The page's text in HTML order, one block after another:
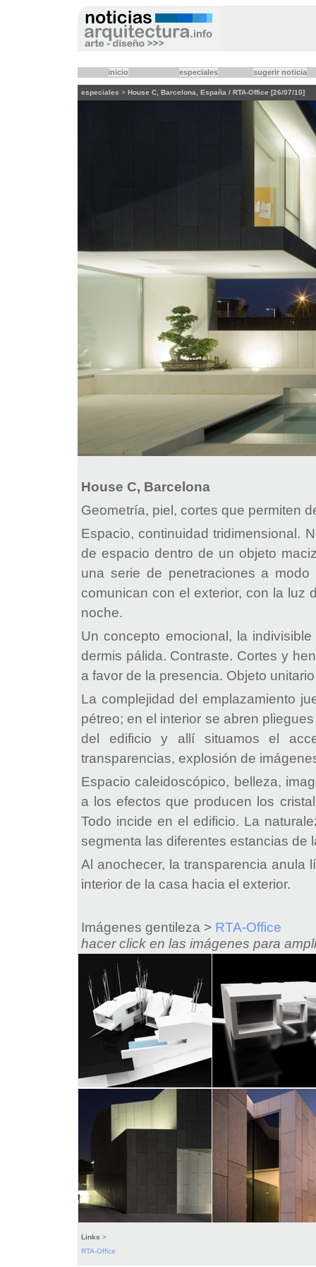
inicio especiales sugerir noticia
especiales > House C, Barcelona, España / RTA-Office [26/07/10]
House C, Barcelona
Geometría, piel, cortes que permiten
Espacio, continuidad tridimensional.
de espacio dentro de un objeto
una serie de penetraciones a
comunican con el exterior, con la luz
noche.
Un concepto emocional, la
dermis pálida. Contraste. Cortes y
a favor de la presencia. Objeto
La complejidad del emplazamiento
pétreo; en el interior se abren
del edificio y allí situamos el
transparencias, explosión de
Espacio caleidoscópico, belleza,
a los efectos que producen los
Todo incide en el edificio. La
segmenta las diferentes estancias de
Al anochecer, la transparencia anula
interior de la casa hacia el exterior.
Imágenes gentileza > RTA-Office
hacer click en las imágenes para
Links >
RTA-Office